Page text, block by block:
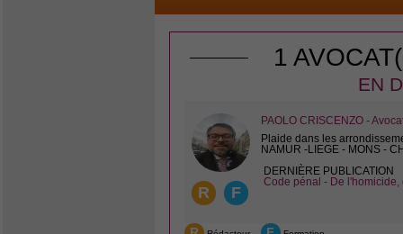
1
EN
R F
PAOLO CRISCENZO -
Plaide dans les
NAMUR -LIEGE - MONS -
DERNIÈRE PUBLICATION
Code pénal - De